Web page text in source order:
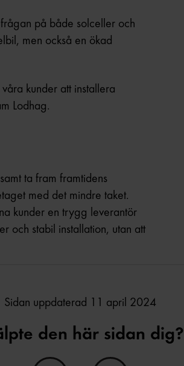
på både solceller och
men också en ökad
kunder att installera
Lodhag.
ta fram framtidens
med det mindre taket.
kunder en trygg leverantör
och stabil installation, utan att
Sidan uppdaterad 11 april 2024
den här sidan dig?